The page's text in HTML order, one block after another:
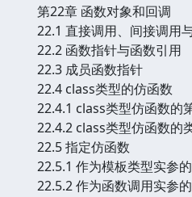
第22章 函数对象和回调
22.1 直接调用、间接调用
22.2 函数指针与函数引用
22.3 成员函数指针
22.4 class类型的仿函数
22.4.1 class类型仿函数的
22.4.2 class类型仿函数的
22.5 指定仿函数
22.5.1 作为模板类型实参
22.5.2 作为函数调用实参